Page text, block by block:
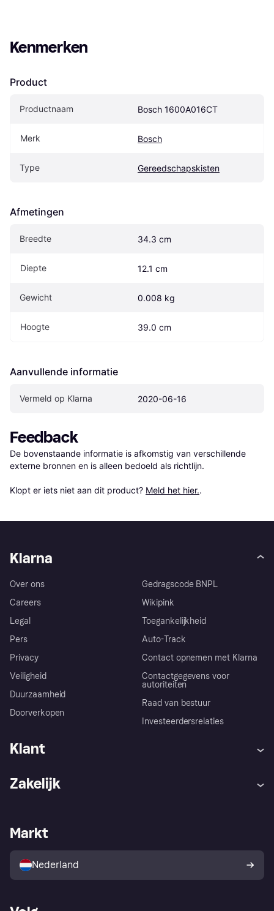
Kenmerken
Product
Productnaam Bosch 1600A016CT
Merk Bosch
Type Gereedschapskisten
Afmetingen
Breedte 34.3 cm
Diepte 12.1 cm
Gewicht 0.008 kg
Hoogte 39.0 cm
Aanvullende informatie
Vermeld op Klarna 2020-06-16
Feedback
De bovenstaande informatie is afkomstig van verschillende
externe bronnen en is alleen bedoeld als richtlijn.
Klopt er iets niet aan dit product? Meld het hier..
Klarna
Over ons
Careers
Legal
Pers
Privacy
Veiligheid
Duurzaamheid
Doorverkopen
Gedragscode BNPL
Wikipink
Toegankelijkheid
Auto-Track
Contact opnemen met Klarna
Contactgegevens voor
autoriteiten
Raad van bestuur
Investeerdersrelaties
Klant
Winkeloverzicht
Kopersbescherming voor
consumenten
Zakelijk
Zakelijke login
Markt
Nederland